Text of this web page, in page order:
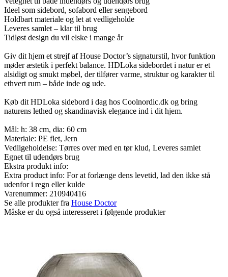
Ideel som sidebord, sofabord eller sengebord
Holdbart materiale og let at vedligeholde
Leveres samlet – klar til brug
Tidløst design du vil elske i mange år
Giv dit hjem et strejf af House Doctor’s signaturstil, hvor funktion
møder æstetik i perfekt balance. HDLoka sidebordet i natur er et
alsidigt og smukt møbel, der tilfører varme, struktur og karakter til
ethvert rum – både inde og ude.
Køb dit HDLoka sidebord i dag hos Coolnordic.dk og bring
naturens lethed og skandinavisk elegance ind i dit hjem.
Mål: h: 38 cm, dia: 60 cm
Materiale: PE flet, Jern
Vedligeholdelse: Tørres over med en tør klud, Leveres samlet
Egnet til udendørs brug
Ekstra produkt info:
Extra product info: For at forlænge dens levetid, lad den ikke stå
udenfor i regn eller kulde
Varenummer: 210940416
Se alle produkter fra House Doctor
Måske er du også interesseret i følgende produkter